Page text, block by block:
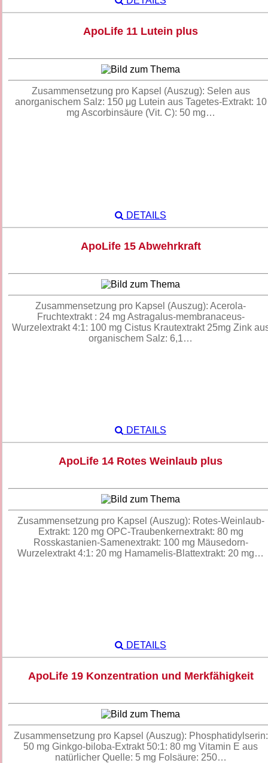
ApoLife 11 Lutein plus
Zusammensetzung pro Kapsel (Auszug): Selen aus
anorganischem Salz: 150 μg Lutein aus Tagetes-Extrakt: 10
mg Ascorbinsäure (Vit. C): 50 mg…
DETAILS
ApoLife 15 Abwehrkraft
Zusammensetzung pro Kapsel (Auszug): Acerola-
Fruchtextrakt : 24 mg Astragalus-membranaceus-
Wurzelextrakt 4:1: 100 mg Cistus Krautextrakt 25mg Zink
organischem Salz: 6,1…
DETAILS
ApoLife 14 Rotes Weinlaub plus
Zusammensetzung pro Kapsel (Auszug): Rotes-Weinlaub-
Extrakt: 120 mg OPC-Traubenkernextrakt: 80 mg
Rosskastanien-Samenextrakt: 100 mg Mäusedorn-
Wurzelextrakt 4:1: 20 mg Hamamelis-Blattextrakt: 20 mg…
DETAILS
ApoLife 19 Konzentration und Merkfähigkeit
Zusammensetzung pro Kapsel (Auszug): Phosphatidylserin:
50 mg Ginkgo-biloba-Extrakt 50:1: 80 mg Vitamin E aus
natürlicher Quelle: 5 mg Folsäure: 250…